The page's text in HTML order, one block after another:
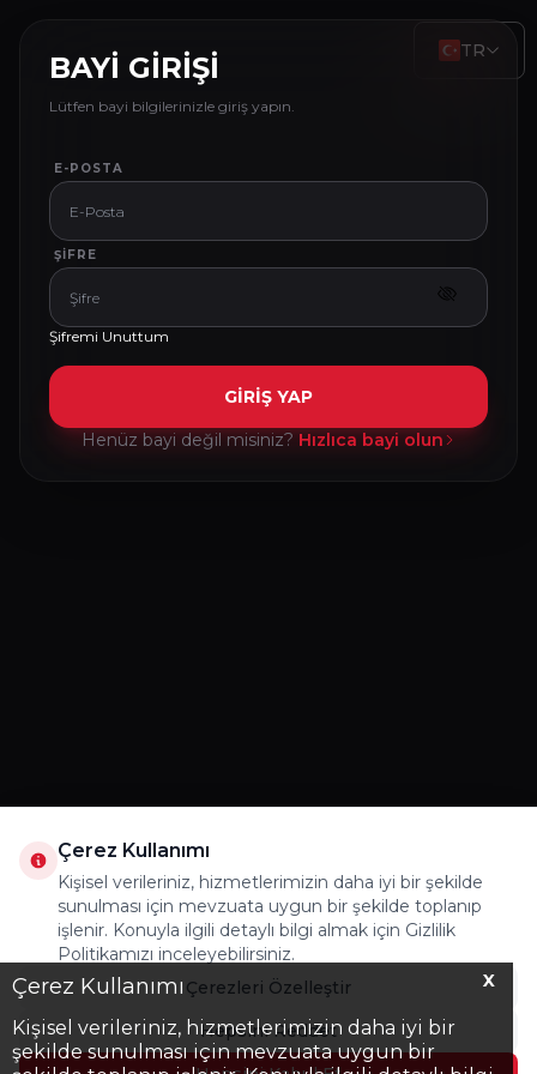
X
Çerez Kullanımı
Kişisel verileriniz, hizmetlerimizin daha iyi bir
şekilde sunulması için mevzuata uygun bir
BAYİ GİRİŞİ
Lütfen bayi bilgilerinizle giriş yapın.
E-POSTA
ŞIFRE
Şifremi Unuttum
GİRİŞ YAP
Henüz bayi değil misiniz?Hızlıca bayi olun
TR
Çerez Kullanımı
Kişisel verileriniz, hizmetlerimizin daha iyi bir şekilde
sunulması için mevzuata uygun bir şekilde toplanıp
işlenir. Konuyla ilgili detaylı bilgi almak için Gizlilik
Politikamızı inceleyebilirsiniz.
Çerezleri Özelleştir
Hepsini Reddet